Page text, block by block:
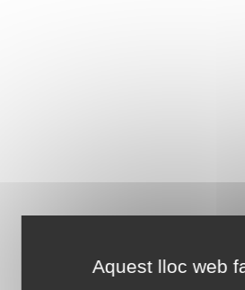
Aquest lloc web